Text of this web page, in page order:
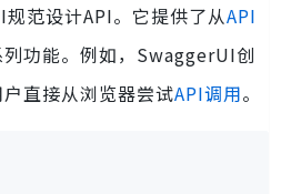
范设计API。它提供了从API
列功能。例如，SwaggerUI创
直接从浏览器尝试API调用。